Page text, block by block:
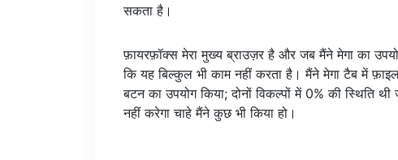
सकता है।
फ़ायरफ़ॉक्स मेरा मुख्य ब्राउज़र है और जब मैंने मेगा का
कि यह बिल्कुल भी काम नहीं करता है। मैंने मेगा टैब में
बटन का उपयोग किया; दोनों विकल्पों में 0% की स्थिति
नहीं करेगा चाहे मैंने कुछ भी किया हो।